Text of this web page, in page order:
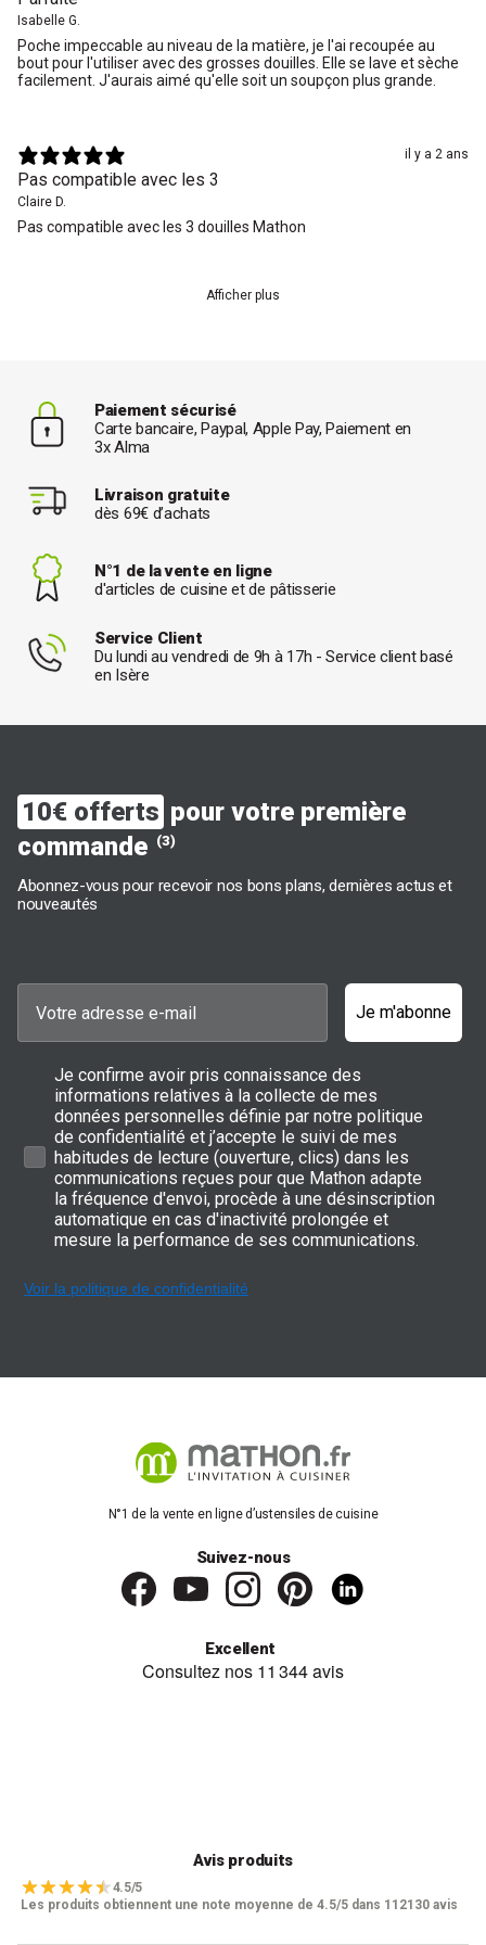
Isabelle G.
Poche impeccable au niveau de la matière, je l'ai recoupée au
bout pour l'utiliser avec des grosses douilles. Elle se lave et sèche
facilement. J'aurais aimé qu'elle soit un soupçon plus grande.
il y a 2 ans
Pas compatible avec les 3
Claire D.
Pas compatible avec les 3 douilles Mathon
Afficher plus
Paiement sécurisé
Carte bancaire, Paypal, Apple Pay, Paiement en
3x Alma
Livraison gratuite
dès 69€ d’achats
N°1 de la vente en ligne
d'articles de cuisine et de pâtisserie
Service Client
Du lundi au vendredi de 9h à 17h - Service client basé
en Isère
10€ offerts pour votre première
commande (3)
Abonnez-vous pour recevoir nos bons plans, dernières actus et
nouveautés
Je m'abonne
Je confirme avoir pris connaissance des
informations relatives à la collecte de mes
données personnelles définie par notre politique
de confidentialité et j’accepte le suivi de mes
habitudes de lecture (ouverture, clics) dans les
communications reçues pour que Mathon adapte
la fréquence d'envoi, procède à une désinscription
automatique en cas d'inactivité prolongée et
mesure la performance de ses communications.
Voir la politique de confidentialité
N°1 de la vente en ligne d’ustensiles de cuisine
Suivez-nous
Excellent
Avis produits
4.5/5
Les produits obtiennent une note moyenne de 4.5/5 dans 112130 avis